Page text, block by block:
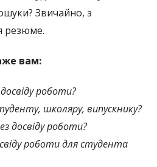
Звичайно, з
резюме.
вам:
роботи?
школяру, випускнику?
досвіду роботи?
роботи для студента